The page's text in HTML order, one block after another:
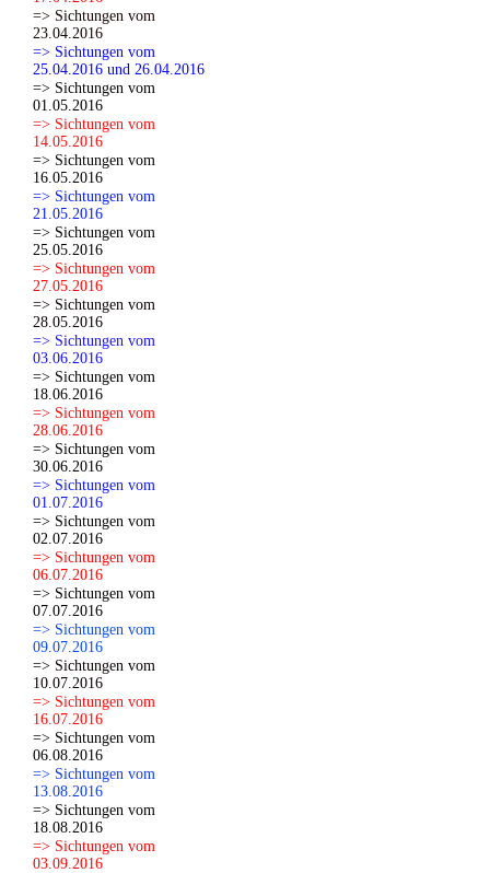
=> Sichtungen vom
23.04.2016
=> Sichtungen vom
25.04.2016 und 26.04.2016
=> Sichtungen vom
01.05.2016
=> Sichtungen vom
14.05.2016
=> Sichtungen vom
16.05.2016
=> Sichtungen vom
21.05.2016
=> Sichtungen vom
25.05.2016
=> Sichtungen vom
27.05.2016
=> Sichtungen vom
28.05.2016
=> Sichtungen vom
03.06.2016
=> Sichtungen vom
18.06.2016
=> Sichtungen vom
28.06.2016
=> Sichtungen vom
30.06.2016
=> Sichtungen vom
01.07.2016
=> Sichtungen vom
02.07.2016
=> Sichtungen vom
06.07.2016
=> Sichtungen vom
07.07.2016
=> Sichtungen vom
09.07.2016
=> Sichtungen vom
10.07.2016
=> Sichtungen vom
16.07.2016
=> Sichtungen vom
06.08.2016
=> Sichtungen vom
13.08.2016
=> Sichtungen vom
18.08.2016
=> Sichtungen vom
03.09.2016